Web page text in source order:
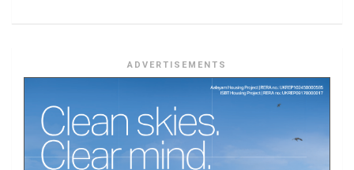
ADVERTISEMENTS